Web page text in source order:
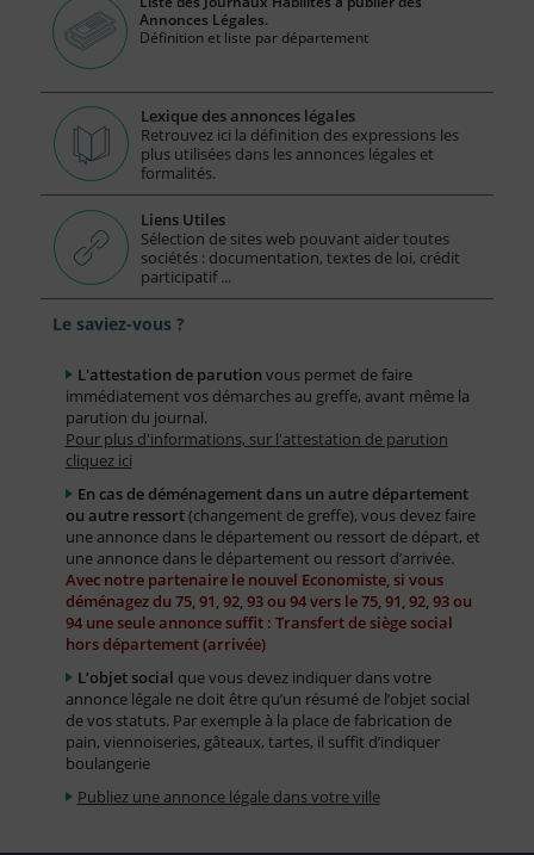
Annonces Légales.
Définition et liste par département
Lexique des annonces légales
Retrouvez ici la définition des expressions les
plus utilisées dans les annonces légales et
formalités.
Liens Utiles
Sélection de sites web pouvant aider toutes
sociétés : documentation, textes de loi, crédit
participatif ...
Le saviez-vous ?
L'attestation de parution vous permet de faire
immédiatement vos démarches au greffe, avant même la
parution du journal.
Pour plus d'informations, sur l'attestation de parution
cliquez ici
En cas de déménagement dans un autre département
ou autre ressort(changement de greffe), vous devez faire
une annonce dans le département ou ressort de départ, et
une annonce dans le département ou ressort d’arrivée.
Avec notre partenaire le nouvel Economiste, si vous
déménagez du 75, 91, 92, 93 ou 94 vers le 75, 91, 92, 93 ou
94 une seule annonce suffit : Transfert de siège social
hors département (arrivée)
L’objet social que vous devez indiquer dans votre
annonce légale ne doit être qu’un résumé de l’objet social
de vos statuts. Par exemple à la place de fabrication de
pain, viennoiseries, gâteaux, tartes, il suffit d’indiquer
boulangerie
Publiez une annonce légale dans votre ville